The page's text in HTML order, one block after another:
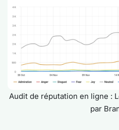
Audit de réputation en ligne :
par